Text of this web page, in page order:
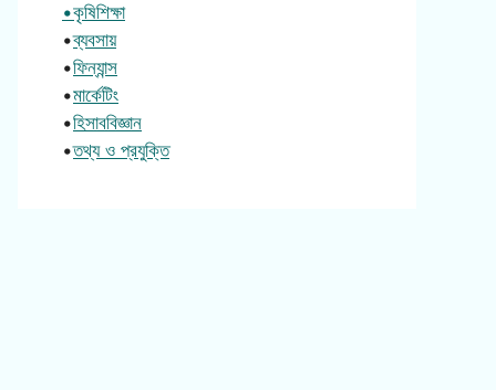
•কৃষিশিক্ষা
•ব্যবসায়
•ফিন্যান্স
•মার্কেটিং
•হিসাববিজ্ঞান
•তথ্য ও প্রযুক্তি